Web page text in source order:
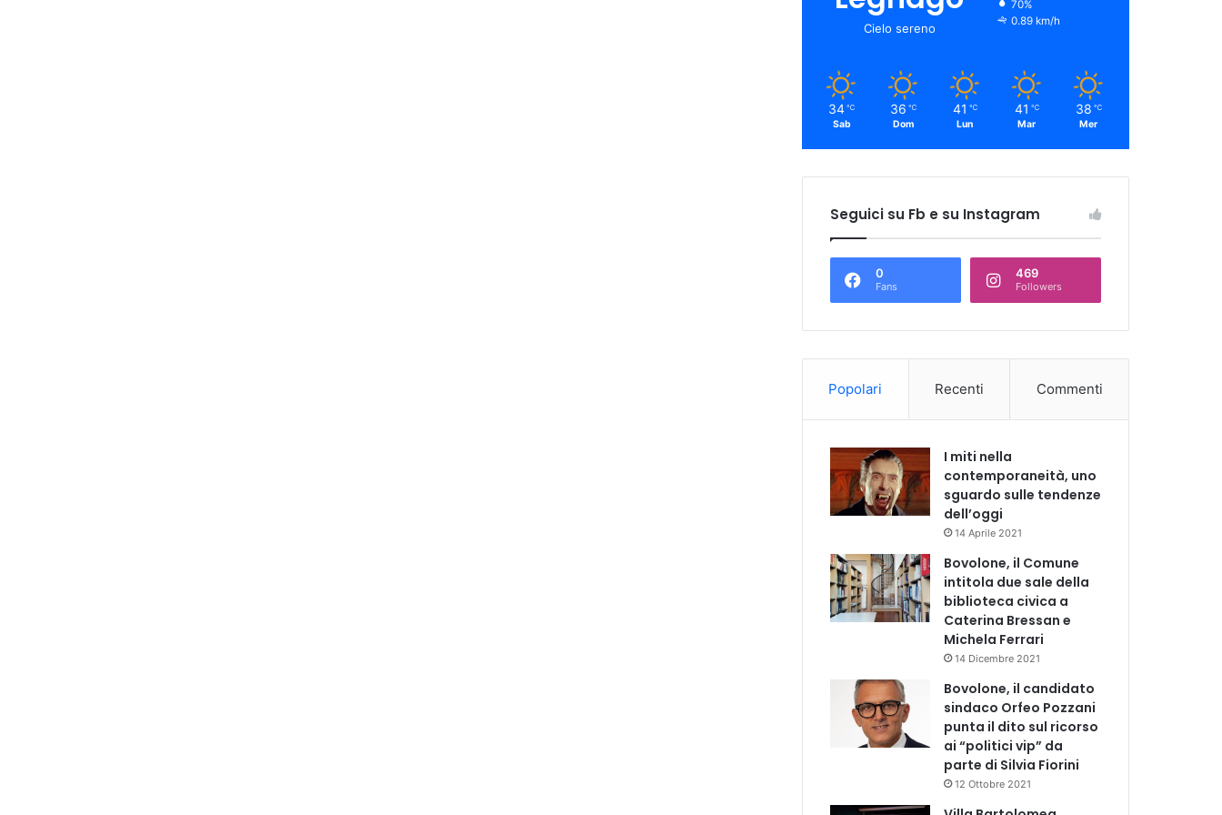
Cielo sereno
70%
0.89 km/h
34 ℃
Sab
36 ℃
Dom
41 ℃
Lun
41 ℃
Mar
38 ℃
Mer
Seguici su Fb e su Instagram
0
Fans
469
Followers
Popolari Recenti Commenti
I miti nella
contemporaneità, uno
sguardo sulle tendenze
dell’oggi
14 Aprile 2021
Bovolone, il Comune
intitola due sale della
biblioteca civica a
Caterina Bressan e
Michela Ferrari
14 Dicembre 2021
Bovolone, il candidato
sindaco Orfeo Pozzani
punta il dito sul ricorso
ai “politici vip” da
parte di Silvia Fiorini
12 Ottobre 2021